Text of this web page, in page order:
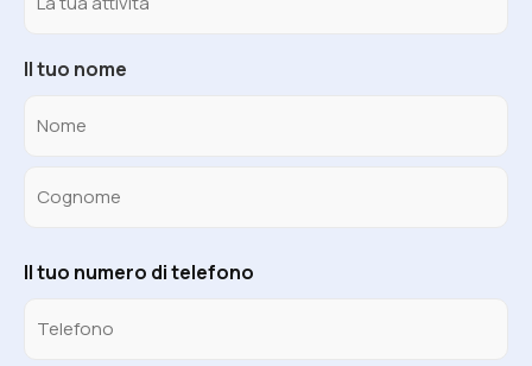
Il tuo nome
Il tuo numero di telefono